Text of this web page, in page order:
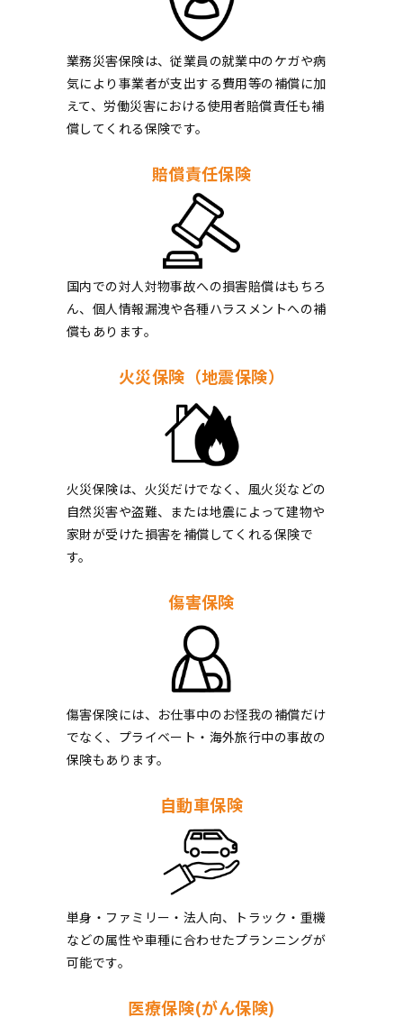
業務災害保険は、従業員の就業中のケガや病
気により事業者が支出する費用等の補償に加
えて、労働災害における使用者賠償責任も補
償してくれる保険です。
賠償責任保険
国内での対人対物事故への損害賠償はもちろ
ん、個人情報漏洩や各種ハラスメントへの補
償もあります。
火災保険（地震保険）
火災保険は、火災だけでなく、風火災などの
自然災害や盗難、または地震によって建物や
家財が受けた損害を補償してくれる保険で
す。
傷害保険
傷害保険には、お仕事中のお怪我の補償だけ
でなく、プライベート・海外旅行中の事故の
保険もあります。
自動車保険
単身・ファミリー・法人向、トラック・重機
などの属性や車種に合わせたプランニングが
可能です。
医療保険(がん保険)